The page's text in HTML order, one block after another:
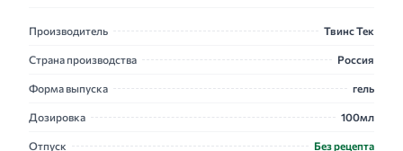
Производитель Твинс Тек
Страна производства Россия
Форма выпуска гель
Дозировка 100мл
Отпуск Без рецепта